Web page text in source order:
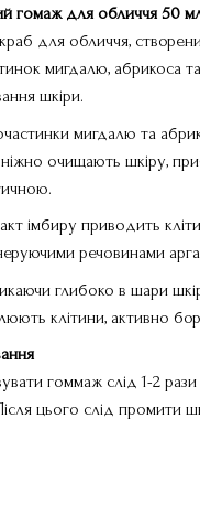
гомаж для обличчя 50
для обличчя,
мигдалю, абрикоса
шкіри.
мигдалю та
очищають шкіру,
імбиру приводить
речовинами
глибоко в шари
клітини, активно
гоммаж слід 1-2
цього слід промити